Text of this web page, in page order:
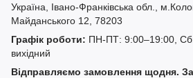
Україна, Івано-Франківська обл.,
Майданського 12, 78203
Графік роботи: ПН-ПТ: 9:00–19:00,
вихідний
Відправляємо замовлення щодня.